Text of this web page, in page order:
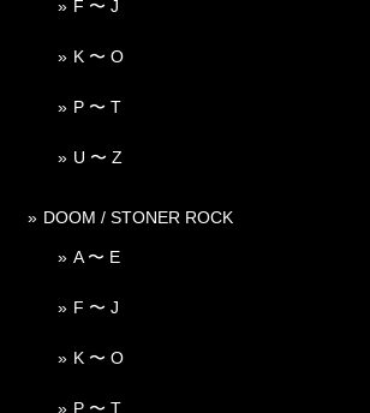
F 〜 J
K 〜 O
P 〜 T
U 〜 Z
DOOM / STONER ROCK
A 〜 E
F 〜 J
K 〜 O
P 〜 T